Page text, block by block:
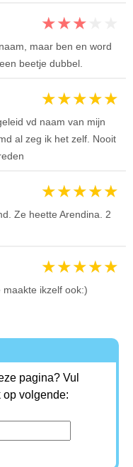
★★★
maar ben en word
beetje dubbel.
★★★★★
vd naam van mijn
al zeg ik het zelf. Nooit
★★★★★
Ze heette Arendina. 2
★★★★★
ikzelf ook:)
pagina? Vul
op volgende: